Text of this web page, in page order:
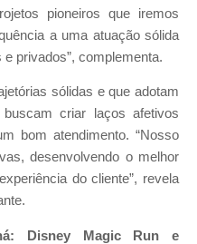
pioneiros que iremos
a uma atuação sólida
privados”, complementa.
sólidas e que adotam
criar laços afetivos
bom atendimento. “Nosso
desenvolvendo o melhor
do cliente”, revela
Disney Magic Run e